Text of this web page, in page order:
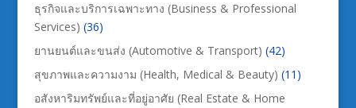
ธุรกิจและบริการเฉพาะทาง (Business & Professional
Services) (36)
ยานยนต์และขนส่ง (Automotive & Transport) (42)
สุขภาพและความงาม (Health, Medical & Beauty) (11)
อสังหาริมทรัพย์และที่อยู่อาศัย (Real Estate & Home